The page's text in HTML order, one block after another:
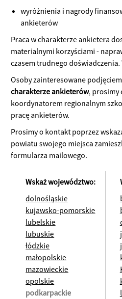
wyróżnienia i nagrody
ankieterów
Praca w charakterze ankietera
materialnymi korzyściami -
czasem trudnego
Osoby zainteresowane
charakterze ankieterów, prosimy
koordynatorem regionalnym
pracę ankieterów.
Prosimy o kontakt poprzez
powiatu swojego miejsca
formularza mailowego.
Wskaż województwo:
dolnośląskie
kujawsko-pomorskie
lubelskie
lubuskie
łódzkie
małopolskie
mazowieckie
opolskie
podkarpackie